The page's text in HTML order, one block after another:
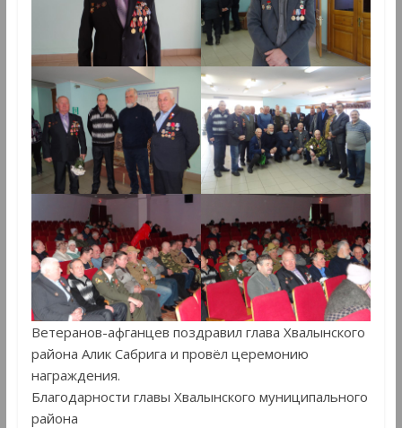
Ветеранов-афганцев поздравил глава Хвалынского
района Алик Сабрига и провёл церемонию
награждения.
Благодарности главы Хвалынского муниципального
района